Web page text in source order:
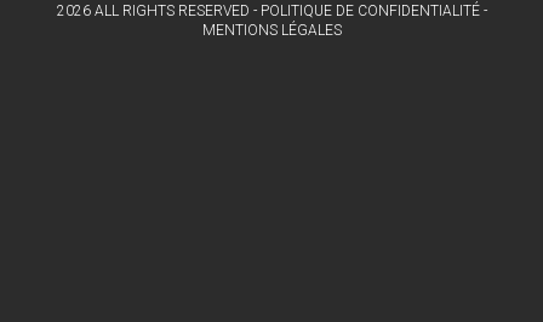
2026 ALL RIGHTS RESERVED - POLITIQUE DE CONFIDENTIALITÉ-
MENTIONS LÉGALES